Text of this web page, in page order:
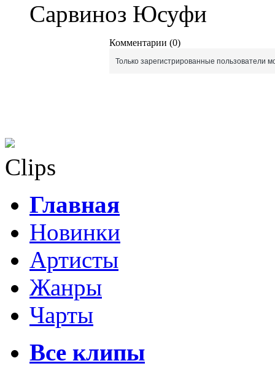
Сарвиноз Юсуфи
Комментарии (0)
Только зарегистрированные пользователи
Clips
Главная
Новинки
Артисты
Жанры
Чарты
Все клипы